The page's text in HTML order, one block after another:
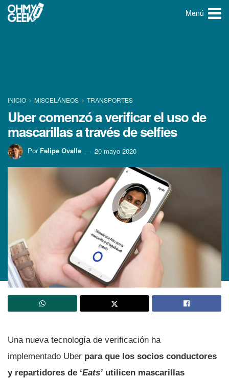
Menú
INICIO MISCELÁNEOS TRANSPORTES
Uber comenzó a verificar el uso de
mascarillas a través de selfies
Por Felipe Ovalle 20 mayo 2020
Una nueva tecnologí­a de verificación ha
implementado Uber para que los socios conductores
y repartidores de ‘Eats’ utilicen mascarillas